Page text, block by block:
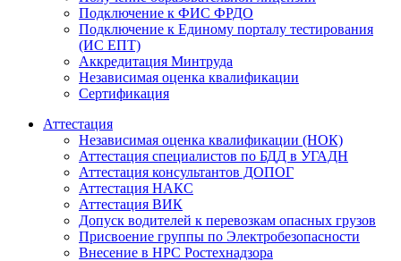
Подключение к ФИС ФРДО
Подключение к Единому порталу тестирования
(ИС ЕПТ)
Аккредитация Минтруда
Независимая оценка квалификации
Сертификация
Аттестация
Независимая оценка квалификации (НОК)
Аттестация специалистов по БДД в УГАДН
Аттестация консультантов ДОПОГ
Аттестация НАКС
Аттестация ВИК
Допуск водителей к перевозкам опасных грузов
Присвоение группы по Электробезопасности
Внесение в НРС Ростехнадзора